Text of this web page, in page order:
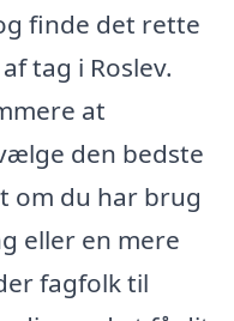
finde det rette
tag i Roslev.
at
den bedste
om du har brug
eller en mere
fagfolk til